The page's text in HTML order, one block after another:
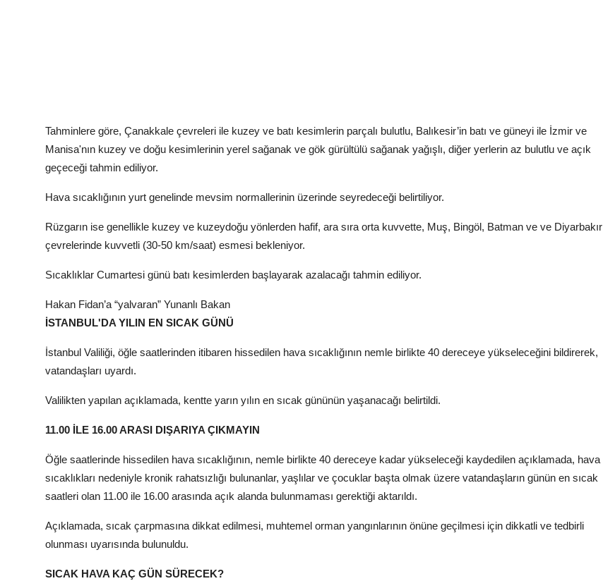
Tahminlere göre, Çanakkale çevreleri ile kuzey ve batı kesimlerin parçalı bulutlu, Balıkesir’in batı ve güneyi ile İzmir ve
Manisa'nın kuzey ve doğu kesimlerinin yerel sağanak ve gök gürültülü sağanak yağışlı, diğer yerlerin az bulutlu ve açık
geçeceği tahmin ediliyor.
Hava sıcaklığının yurt genelinde mevsim normallerinin üzerinde seyredeceği belirtiliyor.
Rüzgarın ise genellikle kuzey ve kuzeydoğu yönlerden hafif, ara sıra orta kuvvette, Muş, Bingöl, Batman ve ve Diyarbakır
çevrelerinde kuvvetli (30-50 km/saat) esmesi bekleniyor.
Sıcaklıklar Cumartesi günü batı kesimlerden başlayarak azalacağı tahmin ediliyor.
Hakan Fidan’a “yalvaran” Yunanlı Bakan
İSTANBUL'DA YILIN EN SICAK GÜNÜ
İstanbul Valiliği, öğle saatlerinden itibaren hissedilen hava sıcaklığının nemle birlikte 40 dereceye yükseleceğini bildirerek,
vatandaşları uyardı.
Valilikten yapılan açıklamada, kentte yarın yılın en sıcak gününün yaşanacağı belirtildi.
11.00 İLE 16.00 ARASI DIŞARIYA ÇIKMAYIN
Öğle saatlerinde hissedilen hava sıcaklığının, nemle birlikte 40 dereceye kadar yükseleceği kaydedilen açıklamada, hava
sıcaklıkları nedeniyle kronik rahatsızlığı bulunanlar, yaşlılar ve çocuklar başta olmak üzere vatandaşların günün en sıcak
saatleri olan 11.00 ile 16.00 arasında açık alanda bulunmaması gerektiği aktarıldı.
Açıklamada, sıcak çarpmasına dikkat edilmesi, muhtemel orman yangınlarının önüne geçilmesi için dikkatli ve tedbirli
olunması uyarısında bulunuldu.
SICAK HAVA KAÇ GÜN SÜRECEK?